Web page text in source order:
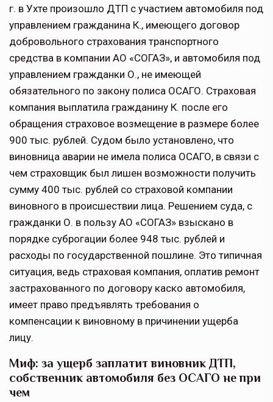
г. в Ухте произошло ДТП с участием автомобиля под
управлением гражданина К., имеющего договор
добровольного страхования транспортного
средства в компании АО «СОГАЗ», и автомобиля под
управлением гражданки О., не имеющей
обязательного по закону полиса ОСАГО. Страховая
компания выплатила гражданину К. после его
обращения страховое возмещение в размере более
900 тыс. рублей. Судом было установлено, что
виновница аварии не имела полиса ОСАГО, в связи с
чем страховщик был лишен возможности получить
сумму 400 тыс. рублей со страховой компании
виновного в происшествии лица. Решением суда, с
гражданки О. в пользу АО «СОГАЗ» взыскано в
порядке суброгации более 948 тыс. рублей и
расходы по государственной пошлине. Это типичная
ситуация, ведь страховая компания, оплатив ремонт
застрахованного по договору каско автомобиля,
имеет право предъявлять требования о
компенсации к виновному в причинении ущерба
лицу.
Миф: за ущерб заплатит виновник ДТП,
собственник автомобиля без ОСАГО не при
чем